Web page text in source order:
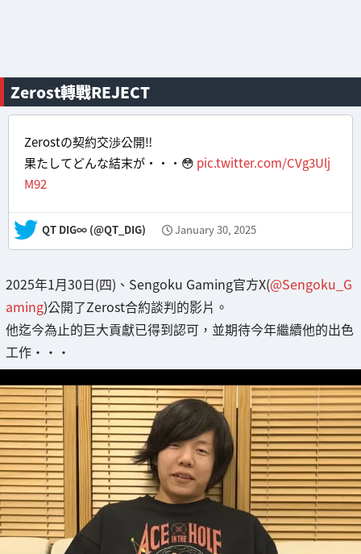
Zerost轉戰REJECT
Zerostの契約交渉公開‼️
果たしてどんな結末が・・・😳 pic.twitter.com/CVg3Ulj
M92
— QT DIG∞ (@QT_DIG) January 30, 2025
2025年1月30日(四)、Sengoku Gaming官方X(@Sengoku_G
aming)公開了Zerost合約談判的影片。
他迄今為止的巨大貢獻已得到認可，並期待今年繼續他的出色
工作・・・